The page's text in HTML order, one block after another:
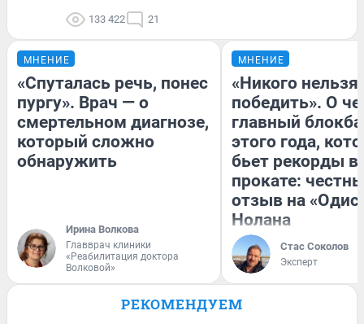
133 422 21
МНЕНИЕ
«Спуталась речь, понес
пургу». Врач — о
смертельном диагнозе,
который сложно
обнаружить
Ирина Волкова
Главврач клиники
«Реабилитация доктора
Волковой»
МНЕНИЕ
«Никого нельзя
победить». О
главный
этого года,
бьет рекорды в
прокате:
отзыв на
Нолана
Стас Соколов
Эксперт
РЕКОМЕНДУЕМ